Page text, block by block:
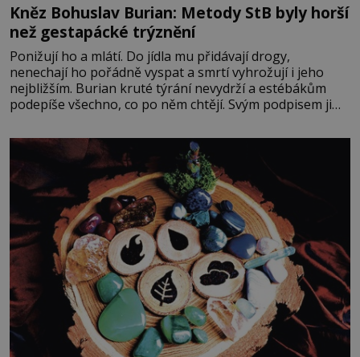
Kněz Bohuslav Burian: Metody StB byly horší
než gestapácké trýznění
Ponižují ho a mlátí. Do jídla mu přidávají drogy,
nenechají ho pořádně vyspat a smrtí vyhrožují i jeho
nejbližším. Burian kruté týrání nevydrží a estébákům
podepíše všechno, co po něm chtějí. Svým podpisem jim
fyzický ani psychický nátlak. Syn brněnského řezníka
chce být knězem a